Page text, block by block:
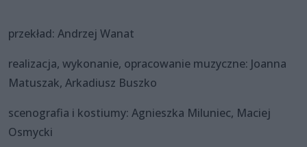
przekład: Andrzej Wanat
realizacja, wykonanie, opracowanie muzyczne: Joanna
Matuszak, Arkadiusz Buszko
scenografia i kostiumy: Agnieszka Miluniec, Maciej
Osmycki